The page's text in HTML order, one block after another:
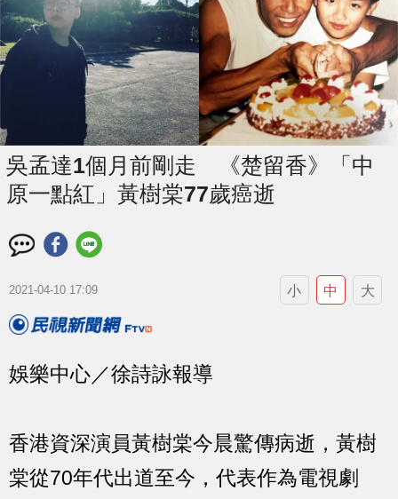
吳孟達1個月前剛走 《楚留香》「中
原一點紅」黃樹棠77歲癌逝
2021-04-10 17:09 小 中 大
娛樂中心／徐詩詠報導
香港資深演員黃樹棠今晨驚傳病逝，黃樹
棠從70年代出道至今，代表作為電視劇